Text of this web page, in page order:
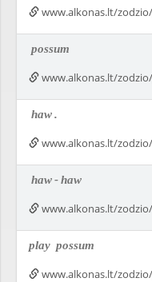
www.alkonas.lt/
possum
www.alkonas.lt/
haw.
www.alkonas.lt/
haw-haw
www.alkonas.lt/
play possum
www.alkonas.lt/